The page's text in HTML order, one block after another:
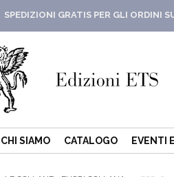
SPEDIZIONI GRATIS PER GLI ORDINI
CHI SIAMO CATALOGO EVENTI